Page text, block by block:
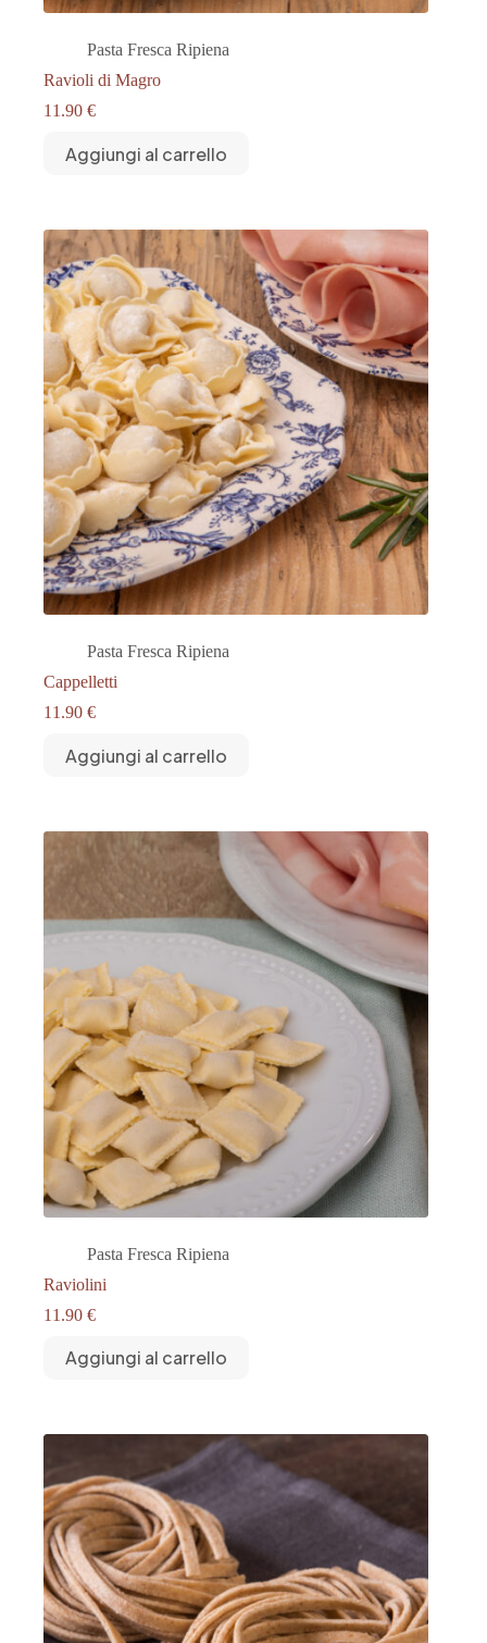
Pasta Fresca Ripiena
Ravioli di Magro
11.90 €
Aggiungi al carrello
Pasta Fresca Ripiena
Cappelletti
11.90 €
Aggiungi al carrello
Pasta Fresca Ripiena
Raviolini
11.90 €
Aggiungi al carrello